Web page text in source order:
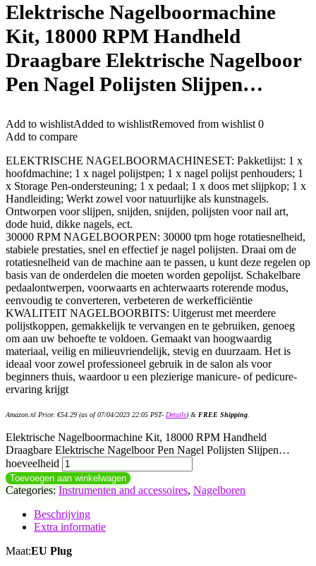
Elektrische Nagelboormachine
Kit, 18000 RPM Handheld
Draagbare Elektrische Nagelboor
Pen Nagel Polijsten Slijpen…
Add to wishlistAdded to wishlistRemoved from wishlist 0
Add to compare
ELEKTRISCHE NAGELBOORMACHINESET: Pakketlijst: 1 x
hoofdmachine; 1 x nagel polijstpen; 1 x nagel polijst penhouders; 1
x Storage Pen-ondersteuning; 1 x pedaal; 1 x doos met slijpkop; 1 x
Handleiding; Werkt zowel voor natuurlijke als kunstnagels.
Ontworpen voor slijpen, snijden, snijden, polijsten voor nail art,
dode huid, dikke nagels, ect.
30000 RPM NAGELBOORPEN: 30000 tpm hoge rotatiesnelheid,
stabiele prestaties, snel en effectief je nagel polijsten. Draai om de
rotatiesnelheid van de machine aan te passen, u kunt deze regelen op
basis van de onderdelen die moeten worden gepolijst. Schakelbare
pedaalontwerpen, voorwaarts en achterwaarts roterende modus,
eenvoudig te converteren, verbeteren de werkefficiëntie
KWALITEIT NAGELBOORBITS: Uitgerust met meerdere
polijstkoppen, gemakkelijk te vervangen en te gebruiken, genoeg
om aan uw behoefte te voldoen. Gemaakt van hoogwaardig
materiaal, veilig en milieuvriendelijk, stevig en duurzaam. Het is
ideaal voor zowel professioneel gebruik in de salon als voor
beginners thuis, waardoor u een plezierige manicure- of pedicure-
ervaring krijgt
Amazon.nl Price: €54.29 (as of 07/04/2023 22:05 PST- Details) & FREE Shipping
Elektrische Nagelboormachine Kit, 18000 RPM Handheld
Draagbare Elektrische Nagelboor Pen Nagel Polijsten Slijpen…
hoeveelheid
Toevoegen aan winkelwagen
Categories: Instrumenten and accessoires, Nagelboren
Beschrijving
Extra informatie
Maat:EU Plug